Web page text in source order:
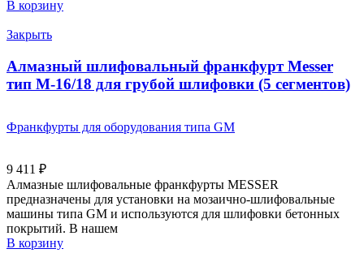
В корзину
Закрыть
Алмазный шлифовальный франкфурт Messer
тип М-16/18 для грубой шлифовки (5 сегментов)
Франкфурты для оборудования типа GM
9 411 ₽
Алмазные шлифовальные франкфурты MESSER
предназначены для установки на мозаично-шлифовальные
машины типа GM и используются для шлифовки бетонных
покрытий. В нашем
В корзину